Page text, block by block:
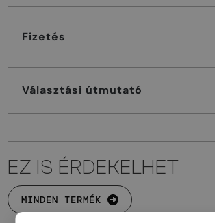
Fizetés
Választási útmutató
EZ IS ÉRDEKELHET
MINDEN TERMÉK